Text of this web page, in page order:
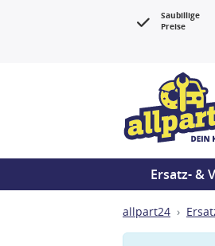
Saubillige
Preise
Ersatz- &
allpart24